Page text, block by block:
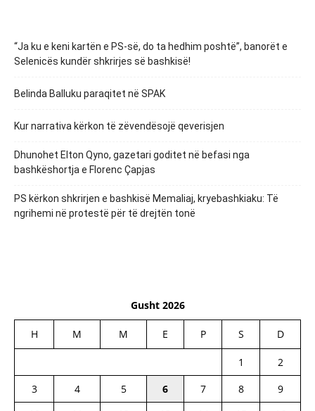
“Ja ku e keni kartën e PS-së, do ta hedhim poshtë”, banorët e
Selenicës kundër shkrirjes së bashkisë!
Belinda Balluku paraqitet në SPAK
Kur narrativa kërkon të zëvendësojë qeverisjen
Dhunohet Elton Qyno, gazetari goditet në befasi nga
bashkëshortja e Florenc Çapjas
PS kërkon shkrirjen e bashkisë Memaliaj, kryebashkiaku: Të
ngrihemi në protestë për të drejtën tonë
Gusht 2026
H M M E P S D
1
2
3
4 5 6 7 8
9